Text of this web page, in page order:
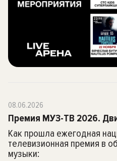
08.06.2026
Премия МУЗ-ТВ 2026.
Как прошла ежегодная
телевизионная премия в
музыки: